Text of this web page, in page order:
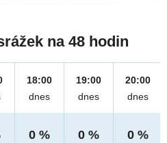
na 48 hodin
18:00
dnes
0 %
19:00
dnes
0 %
20:00
dnes
0 %